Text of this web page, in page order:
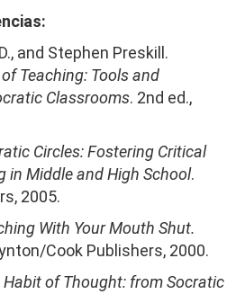
and Stephen Preskill.
Teaching: Tools and
Classrooms. 2nd ed.,
Circles: Fostering Critical
in Middle and High School.
2005.
With Your Mouth Shut.
Cook Publishers, 2000.
Habit of Thought: from Socratic